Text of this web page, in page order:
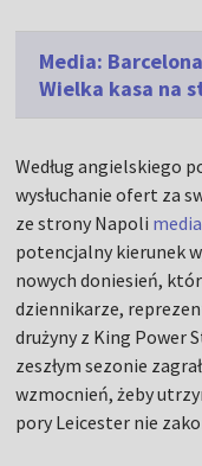
Media:
Wielka kasa na
Według angielskiego
wysłuchanie ofert za
ze strony Napoli
potencjalny kierunek
nowych doniesień,
dziennikarze,
drużyny z King Power
zeszłym sezonie
wzmocnień, żeby
pory Leicester nie